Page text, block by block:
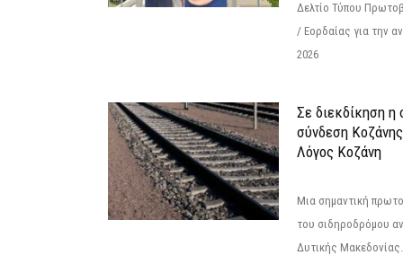
Δελτίο Τύπου
/ Εορδαίας για την
2026
Σε διεκδίκηση η
σύνδεση
Λόγος Κοζάνη
Μια σημαντική
του σιδηροδρόμου
Δυτικής